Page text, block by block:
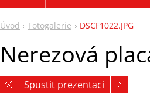
Úvod Fotogalerie DSCF1022.JPG
Nerezová
Spustit prezentaci